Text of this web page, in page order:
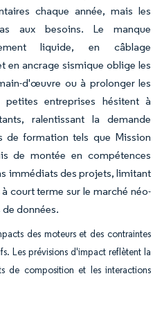
chaque année, mais les
aux besoins. Le manque
liquide, en câblage
en ancrage sismique oblige les
d'œuvre ou à prolonger les
entreprises hésitent à
ralentissant la demande
de formation tels que Mission
de montée en compétences
immédiats des projets, limitant
court terme sur le marché néo-
données.
des moteurs et des contraintes
Les prévisions d'impact reflètent la
de composition et les interactions